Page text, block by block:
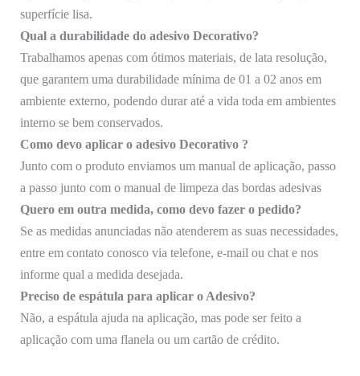
superfície lisa.
Qual a durabilidade do adesivo Decorativo?
Trabalhamos apenas com ótimos materiais, de lata resolução,
que garantem uma durabilidade mínima de 01 a 02 anos em
ambiente externo, podendo durar até a vida toda em ambientes
interno se bem conservados.
Como devo aplicar o adesivo Decorativo ?
Junto com o produto enviamos um manual de aplicação, passo
a passo junto com o manual de limpeza das bordas adesivas
Quero em outra medida, como devo fazer o pedido?
Se as medidas anunciadas não atenderem as suas necessidades,
entre em contato conosco via telefone, e-mail ou chat e nos
informe qual a medida desejada.
Preciso de espátula para aplicar o Adesivo?
Não, a espátula ajuda na aplicação, mas pode ser feito a
aplicação com uma flanela ou um cartão de crédito.